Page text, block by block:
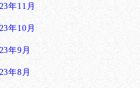
年11月
年10月
年9月
年8月